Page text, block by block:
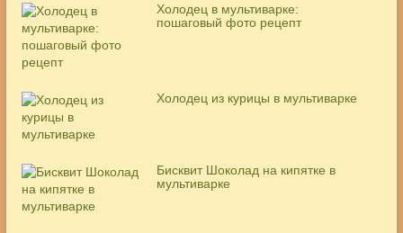
Холодец в мультиварке:
пошаговый фото рецепт
Холодец из курицы в мультиварке
Бисквит Шоколад на кипятке в
мультиварке